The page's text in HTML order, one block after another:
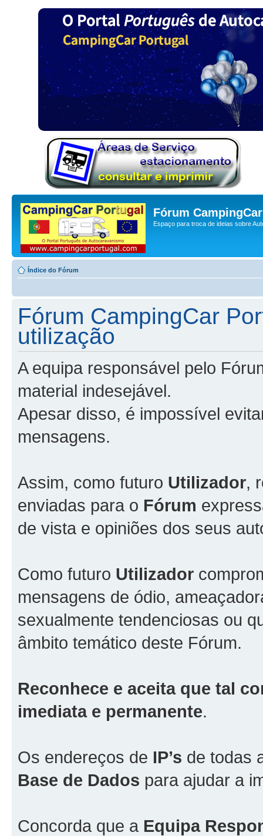
Fórum
Espaço para troca de ideias sobre
Índice do Fórum
Fórum CampingCar
utilização
A equipa responsável pelo
material indesejável.
Apesar disso, é impossível
mensagens.
Assim, como futuro Utilizador,
enviadas para o Fórum
de vista e opiniões dos seus
Como futuro Utilizador
mensagens de ódio,
sexualmente tendenciosas ou
âmbito temático deste Fórum.
Reconhece e aceita que tal
imediata e permanente.
Os endereços de IP’s de todas
Base de Dados para ajudar a
Concorda que a Equipa